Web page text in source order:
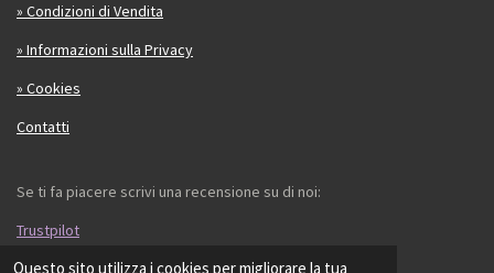
Questo sito utilizza i cookies per migliorare la tua
» Condizioni di Vendita
» Informazioni sulla Privacy
» Cookies
Contatti
Se ti fa piacere scrivi una recensione su di noi:
Trustpilot